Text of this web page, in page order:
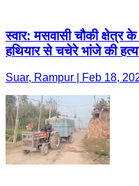
स्वार: मसवासी चौकी क्षेत्र
हथियार से चचेरे भांजे की
Suar, Rampur | Feb 18,